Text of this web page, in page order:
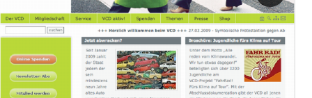
wahrheit
verlag